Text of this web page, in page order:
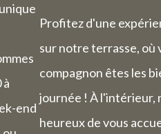
end
Profitez d'une
sur notre terrasse, où
compagnon êtes les
journée ! À l'intérieur,
heureux de vous
raison de la période
horaires d'ouverture
29 et jeudi 30
fermé (vous